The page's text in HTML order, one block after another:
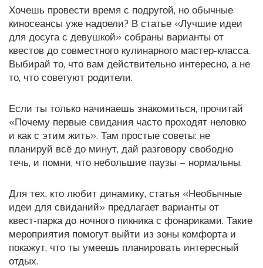
Хочешь провести время с подругой, но обычные
киносеансы уже надоели? В статье «Лучшие идеи
для досуга с девушкой» собраны варианты от
квестов до совместного кулинарного мастер‑класса.
Выбирай то, что вам действительно интересно, а не
то, что советуют родители.
Если ты только начинаешь знакомиться, прочитай
«Почему первые свидания часто проходят неловко
и как с этим жить». Там простые советы: не
планируй всё до минут, дай разговору свободно
течь, и помни, что небольшие паузы – нормальны.
Для тех, кто любит динамику, статья «Необычные
идеи для свиданий» предлагает варианты от
квест‑парка до ночного пикника с фонариками. Такие
мероприятия помогут выйти из зоны комфорта и
покажут, что ты умеешь планировать интересный
отдых.